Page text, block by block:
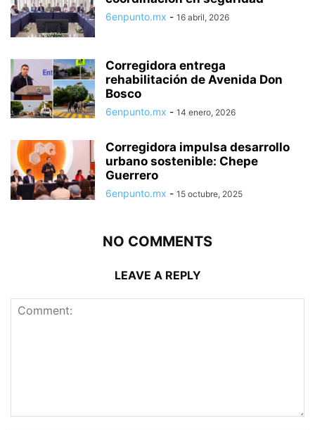
6enpunto.mx - 16 abril, 2026
Corregidora entrega
rehabilitación de Avenida Don
Bosco
6enpunto.mx - 14 enero, 2026
Corregidora impulsa desarrollo
urbano sostenible: Chepe
Guerrero
6enpunto.mx - 15 octubre, 2025
NO COMMENTS
LEAVE A REPLY